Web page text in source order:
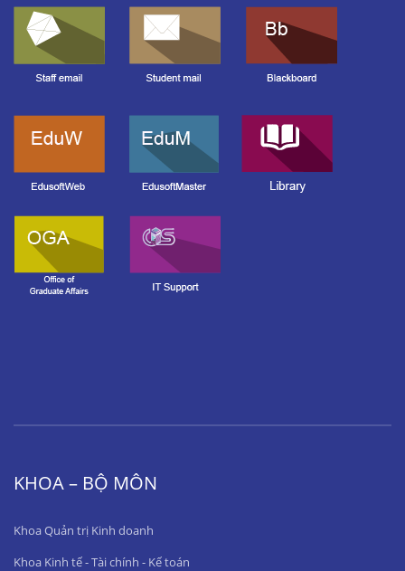
KHOA – BỘ MÔN
Khoa Quản trị Kinh doanh
Khoa Kinh tế - Tài chính - Kế toán